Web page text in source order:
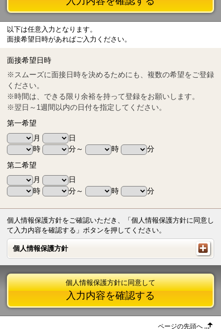
Tel
0570-55-0314
以下は任意入力となります。
面接希望日時があればご入力ください。
面接希望日時
※スムーズに面接日時を決めるためにも、複数の希望をご登録
ください。
※時間は、できる限り余裕を持って登録をお願いします。
※翌日～1週間以内の日付を指定してください。
第一希望
月
日
時
分～ 時
分
第二希望
月
日
時
分～ 時 分
個人情報保護方針をご確認いただき、「個人情報保護方針に同意し
て入力内容を確認する」ボタンを押してください。
個人情報保護方針
個人情報保護方針
個人情報保護方針に同意して
入力内容を確認する
ページの先頭へ